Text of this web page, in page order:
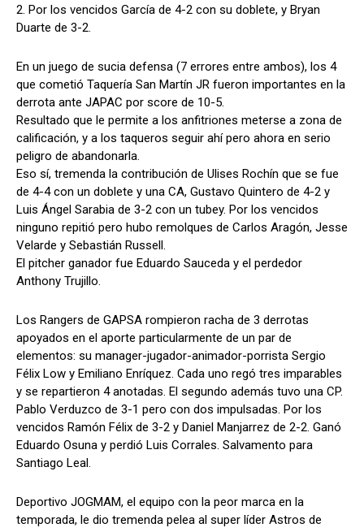
2. Por los vencidos García de 4-2 con su doblete, y Bryan
Duarte de 3-2.
En un juego de sucia defensa (7 errores entre ambos), los 4
que cometió Taquería San Martín JR fueron importantes en la
derrota ante JAPAC por score de 10-5.
Resultado que le permite a los anfitriones meterse a zona de
calificación, y a los taqueros seguir ahí pero ahora en serio
peligro de abandonarla.
Eso sí, tremenda la contribución de Ulises Rochín que se fue
de 4-4 con un doblete y una CA, Gustavo Quintero de 4-2 y
Luis Ángel Sarabia de 3-2 con un tubey. Por los vencidos
ninguno repitió pero hubo remolques de Carlos Aragón, Jesse
Velarde y Sebastián Russell.
El pitcher ganador fue Eduardo Sauceda y el perdedor
Anthony Trujillo.
Los Rangers de GAPSA rompieron racha de 3 derrotas
apoyados en el aporte particularmente de un par de
elementos: su manager-jugador-animador-porrista Sergio
Félix Low y Emiliano Enríquez. Cada uno regó tres imparables
y se repartieron 4 anotadas. El segundo además tuvo una CP.
Pablo Verduzco de 3-1 pero con dos impulsadas. Por los
vencidos Ramón Félix de 3-2 y Daniel Manjarrez de 2-2. Ganó
Eduardo Osuna y perdió Luis Corrales. Salvamento para
Santiago Leal.
Deportivo JOGMAM, el equipo con la peor marca en la
temporada, le dio tremenda pelea al super líder Astros de